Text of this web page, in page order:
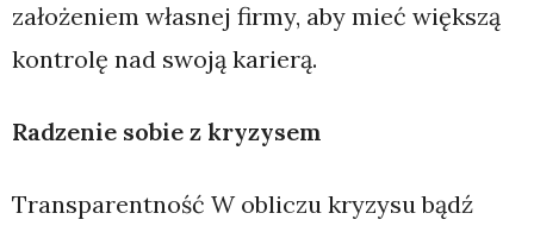
założeniem własnej firmy, aby mieć większą
kontrolę nad swoją karierą.
Radzenie sobie z kryzysem
Transparentność W obliczu kryzysu bądź